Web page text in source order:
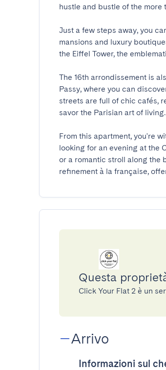
hustle and bustle of the more
Just a few steps away, you
mansions and luxury
the Eiffel Tower, the
The 16th arrondissement is
Passy, where you can
streets are full of chic cafés,
savor the Parisian art of living.
From this apartment, you're
looking for an evening at the
or a romantic stroll along the
refinement à la française,
Questa
Click Your Flat 2 è un
Arrivo
Informazioni sul